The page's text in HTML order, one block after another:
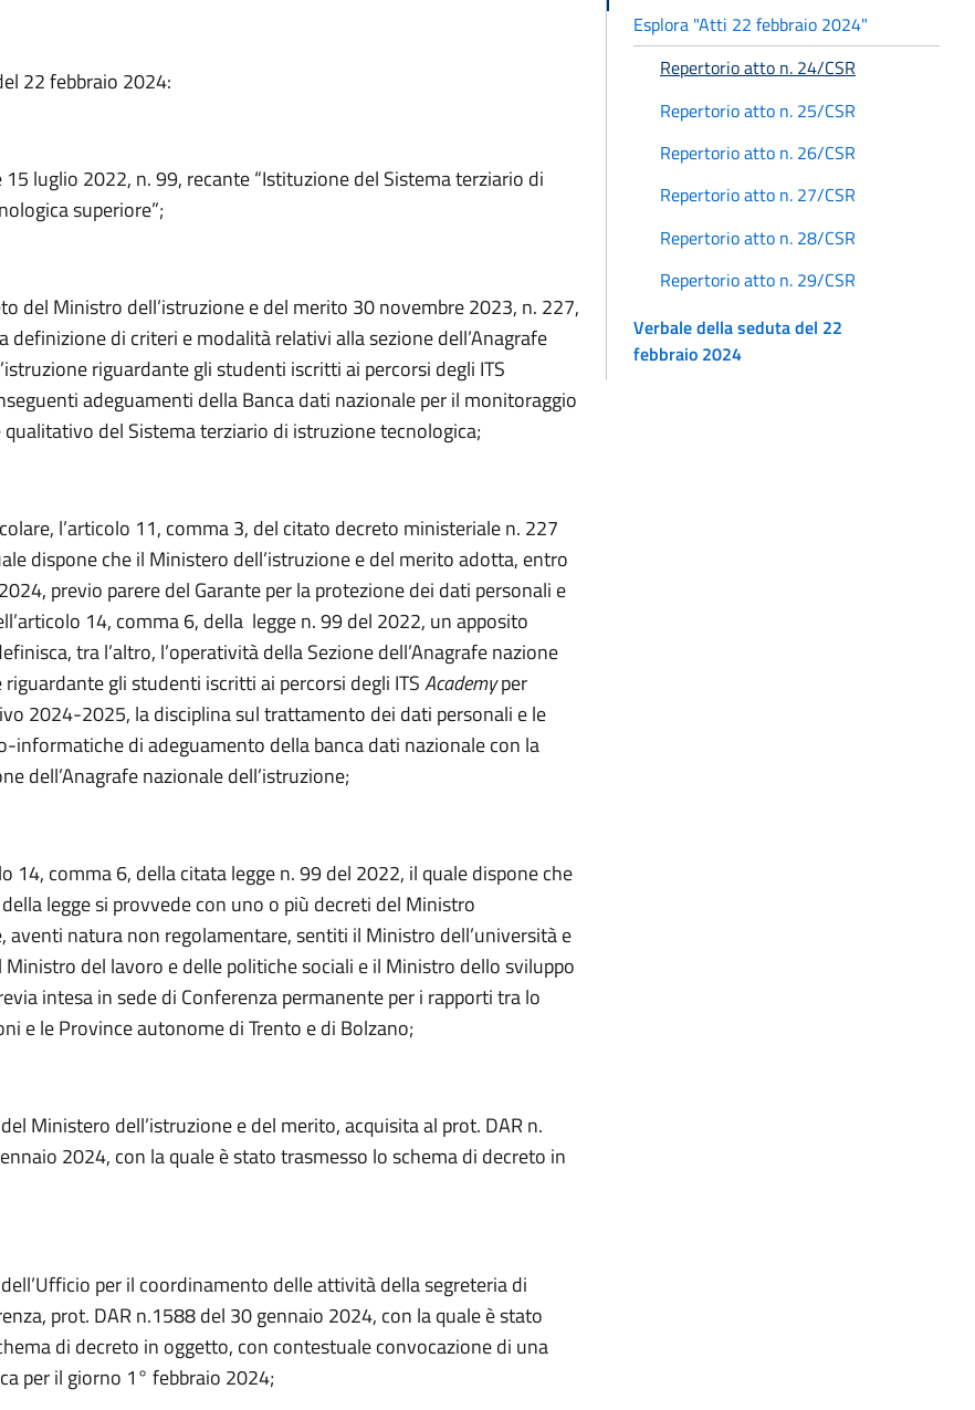
22 febbraio 2024:
15 luglio 2022, n. 99, recante “Istituzione del Sistema terziario di
superiore”;
del Ministro dell’istruzione e del merito 30 novembre 2023, n. 227,
definizione di criteri e modalità relativi alla sezione dell’Anagrafe
riguardante gli studenti iscritti ai percorsi degli ITS
adeguamenti della Banca dati nazionale per il monitoraggio
del Sistema terziario di istruzione tecnologica;
l’articolo 11, comma 3, del citato decreto ministeriale n. 227
dispone che il Ministero dell’istruzione e del merito adotta, entro
previo parere del Garante per la protezione dei dati personali e
14, comma 6, della legge n. 99 del 2022, un apposito
tra l’altro, l’operatività della Sezione dell’Anagrafe nazione
riguardante gli studenti iscritti ai percorsi degli ITSAcademyper
2024-2025, la disciplina sul trattamento dei dati personali e le
informatiche di adeguamento della banca dati nazionale con la
dell’Anagrafe nazionale dell’istruzione;
14, comma 6, della citata legge n. 99 del 2022, il quale dispone che
legge si provvede con uno o più decreti del Ministro
aventi natura non regolamentare, sentiti il Ministro dell’università e
Ministro del lavoro e delle politiche sociali e il Ministro dello sviluppo
intesa in sede di Conferenza permanente per i rapporti tra lo
e le Province autonome di Trento e di Bolzano;
Ministero dell’istruzione e del merito, acquisita al prot. DAR n.
2024, con la quale è stato trasmesso lo schema di decreto in
per il coordinamento delle attività della segreteria di
prot. DAR n.1588 del 30 gennaio 2024, con la quale è stato
di decreto in oggetto, con contestuale convocazione di una
per il giorno 1° febbraio 2024;
Esplora "Atti 22 febbraio 2024"
Repertorio atto n. 24/CSR
Repertorio atto n. 25/CSR
Repertorio atto n. 26/CSR
Repertorio atto n. 27/CSR
Repertorio atto n. 28/CSR
Repertorio atto n. 29/CSR
Verbale della seduta del 22
febbraio 2024